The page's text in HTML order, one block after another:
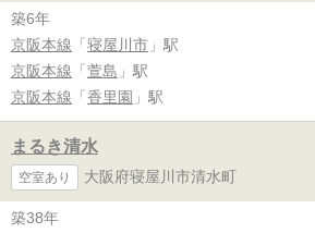
築6年
京阪本線 「 寝屋川市 」駅
京阪本線 「 萱島 」駅
京阪本線 「 香里園 」駅
まるき清水
空室あり 大阪府寝屋川市清水町
築38年